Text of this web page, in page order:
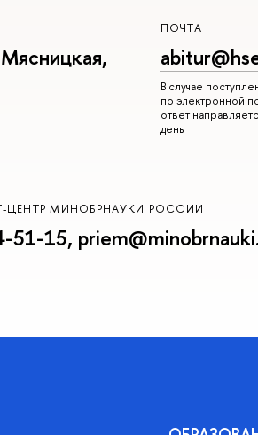
ПОЧТА
В случае
по электронной
ответ
день
ЦЕНТР МИНОБРНАУКИ РОССИИ
51-15,